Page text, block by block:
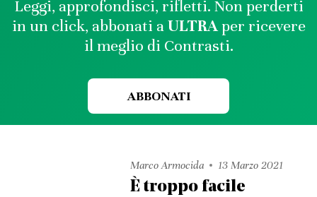
Leggi, approfondisci, rifletti. Non perderti
in un click, abbonati aULTRAper ricevere
il meglio di Contrasti.
ABBONATI
Marco Armocida 13 Marzo 2021
È troppo facile